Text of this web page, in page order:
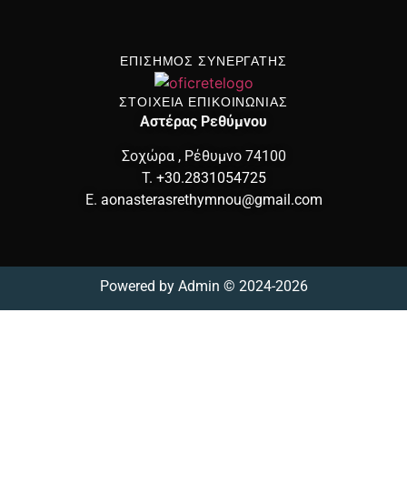
ΕΠΙΣΗΜΟΣ ΣΥΝΕΡΓΑΤΗΣ
ΣΤΟΙΧΕΙΑ ΕΠΙΚΟΙΝΩΝΙΑΣ
Αστέρας Ρεθύμνου
Σοχώρα , Ρέθυμνο 74100
T. +30.2831054725
E. aonasterasrethymnou@gmail.com
Powered by Admin © 2024-2026